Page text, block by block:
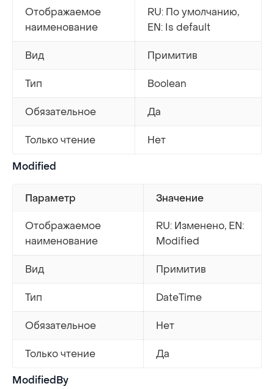
Отображаемое
наименование
RU: По умолчанию,
EN: Is default
Вид Примитив
Тип Boolean
Обязательное Да
Только чтение Нет
Modified
Параметр Значение
Отображаемое
наименование
RU: Изменено, EN:
Modified
Вид Примитив
Тип DateTime
Обязательное Нет
Только чтение Да
ModifiedBy